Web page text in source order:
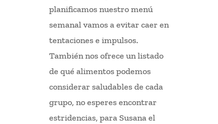
planificamos nuestro menú
semanal vamos a evitar caer en
tentaciones e impulsos.
También nos ofrece un listado
de qué alimentos podemos
considerar saludables de cada
grupo, no esperes encontrar
estridencias, para Susana el